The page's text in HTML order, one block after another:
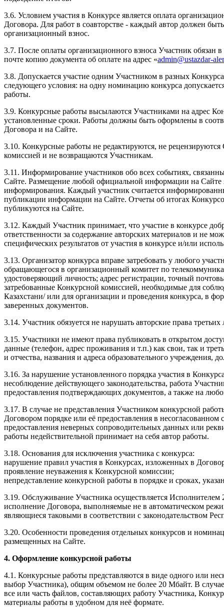
3.6. Условием участия в Конкурсе является оплата
Договора. Для работ в соавторстве - каждый автор должен
организационный взнос.
3.7. После оплаты организационного взноса Участник обязан
почте копию документа об оплате на адрес «admin@ustazdar-
3.8. Допускается участие одним Участником в разных
следующего условия: на одну номинацию конкурса
работы.
3.9. Конкурсные работы высылаются Участниками на адрес
установленные сроки. Работы должны быть оформлены в
Договора и на Сайте.
3.10. Конкурсные работы не редактируются, не
комиссией и не возвращаются Участникам.
3.11. Информирование участников обо всех событиях,
Сайте. Размещение любой официальной информации на Сайте
информирования. Каждый участник считается
публикации информации на Сайте. Отчеты об итогах
публикуются на Сайте.
3.12. Каждый Участник принимает, что участие в конкурсе
ответственности за содержание авторских материалов и не
специфических результатов от участия в конкурсе и/или
3.13. Организатор конкурса вправе затребовать у любого
обращающегося в организационный комитет по
удостоверяющий личность; адрес регистрации, точный
затребованные Конкурсной комиссией, необходимые для
Казахстани/ или для организации и проведения конкурса, в
заверенных документов.
3.14. Участник обязуется не нарушать авторские права третьих
3.15. Участники не имеют права публиковать в открытом
данные (телефон, адрес проживания и т.п.) как свои, так и
и отчества, названия и адреса образовательного учреждения,
3.16. За нарушение установленного порядка участия в
несоблюдение действующего законодательства, работа
предоставления подтверждающих документов, а также на
3.17. В случае не представления Участником конкурсной
Договором порядке или её предоставления в
предоставления неверных сопроводительных данных или
работы недействительной принимает на себя автор работы.
3.18. Основания для исключения участника с конкурса:
нарушение правил участия в Конкурсах, изложенных в
проявление неуважения к Конкурсной комиссии;
непредставление конкурсной работы в порядке и сроках,
3.19. Обслуживание Участника осуществляется Исполнителем
исполнение Договора, выполняемые не в автоматическом
являющиеся таковыми в соответствии с законодательством
3.20. Особенности проведения отдельных конкурсов и
размещенных на Сайте.
4. Оформление конкурсной работы
4.1. Конкурсные работы представляются в виде одного или
выбор Участника), общим объемом не более 20 Мбайт. В
все или часть файлов, составляющих работу Участника,
материалы работы в удобном для неё формате.